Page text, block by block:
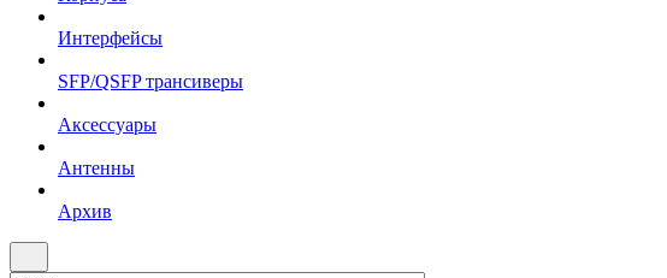
Интерфейсы
SFP/QSFP трансиверы
Аксессуары
Антенны
Архив